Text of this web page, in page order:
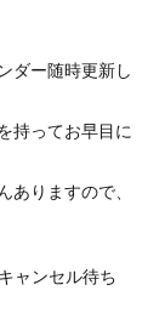
ダー随時更新し
持ってお早目に
りますので、
ャンセル待ち